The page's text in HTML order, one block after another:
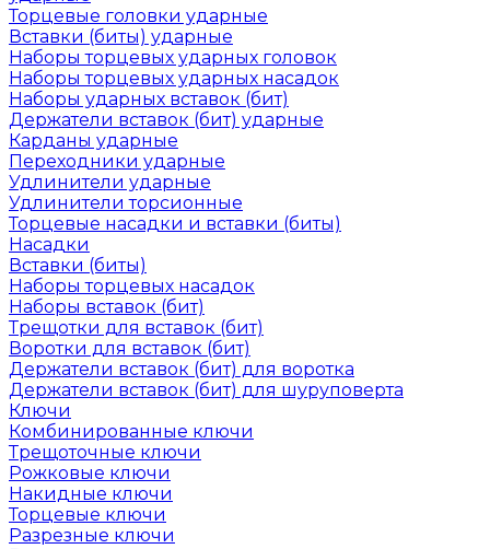
Торцевые головки ударные
Вставки (биты) ударные
Наборы торцевых ударных головок
Наборы торцевых ударных насадок
Наборы ударных вставок (бит)
Держатели вставок (бит) ударные
Карданы ударные
Переходники ударные
Удлинители ударные
Удлинители торсионные
Торцевые насадки и вставки (биты)
Насадки
Вставки (биты)
Наборы торцевых насадок
Наборы вставок (бит)
Трещотки для вставок (бит)
Воротки для вставок (бит)
Держатели вставок (бит) для воротка
Держатели вставок (бит) для шуруповерта
Ключи
Комбинированные ключи
Трещоточные ключи
Рожковые ключи
Накидные ключи
Торцевые ключи
Разрезные ключи